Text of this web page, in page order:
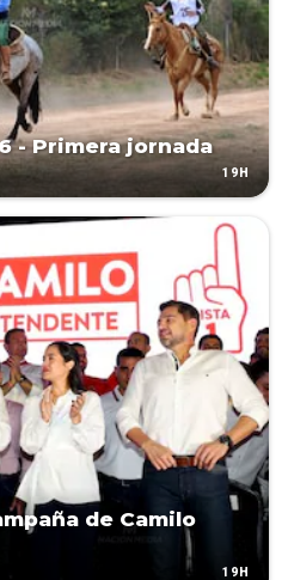
- Primera jornada
19H
de Camilo
19H